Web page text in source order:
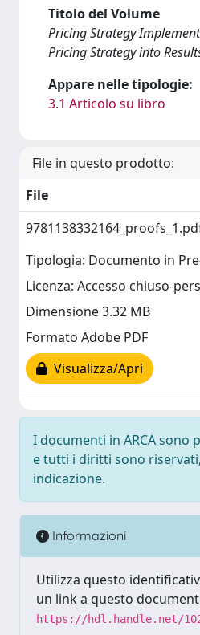
Titolo del Volume
Pricing Strategy
Pricing Strategy into
Appare nelle tipologie:
3.1 Articolo su libro
File in questo prodotto:
File
Tipologia: Documento in
Licenza: Accesso chiuso-
Dimensione 3.32 MB
Formato Adobe PDF
Visualizza/Apri
I documenti in ARCA
e tutti i diritti sono
indicazione.
Informazioni
Utilizza questo
un link a questo
https://hdl.handle.net/